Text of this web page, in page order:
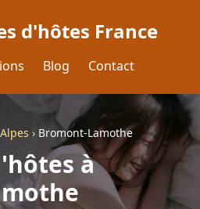
d'hôtes France
Blog Contact
› Bromont-Lamothe
à